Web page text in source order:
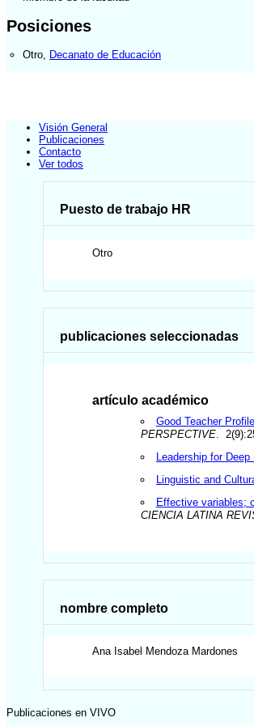
Posiciones
Otro Decanato de Educación
Visión General
Publicaciones
Contacto
Ver todos
Puesto de trabajo HR
Otro
publicaciones seleccionadas
artículo académico
Good Teacher
PERSPECTIVE .
Leadership for
Linguistic and
Effective variables;
CIENCIA LATINA
nombre completo
Ana Isabel Mendoza Mardones
Publicaciones en VIVO